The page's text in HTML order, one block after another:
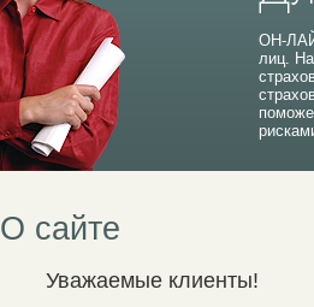
ОН-
лиц.
О сайте
Уважаемые клиенты!